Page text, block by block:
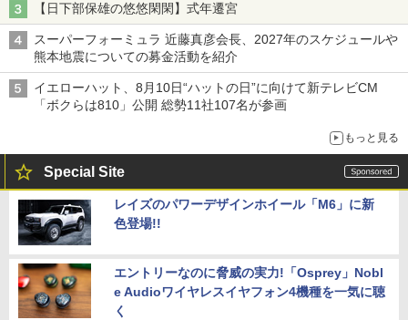
【日下部保雄の悠悠閑閑】式年遷宮
スーパーフォーミュラ 近藤真彦会長、2027年のスケジュールや
熊本地震についての募金活動を紹介
イエローハット、8月10日“ハットの日”に向けて新テレビCM
「ボクらは810」公開 総勢11社107名が参画
もっと見る
Special Site
レイズのパワーデザインホイール「M6」に新
色登場!!
エントリーなのに脅威の実力!「Osprey」Nobl
e Audioワイヤレスイヤフォン4機種を一気に聴
く